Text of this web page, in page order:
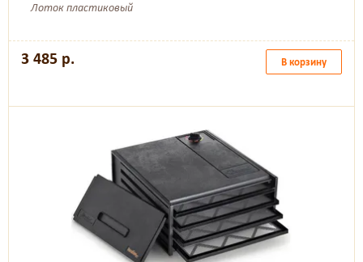
Лоток пластиковый
3 485 р. В корзину